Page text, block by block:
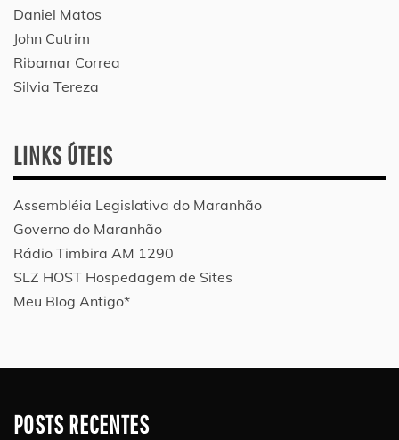
Daniel Matos
John Cutrim
Ribamar Correa
Silvia Tereza
LINKS ÚTEIS
Assembléia Legislativa do Maranhão
Governo do Maranhão
Rádio Timbira AM 1290
SLZ HOST Hospedagem de Sites
Meu Blog Antigo*
POSTS RECENTES